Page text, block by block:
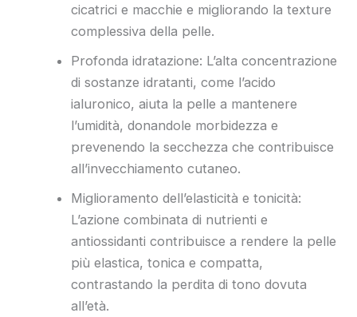
cicatrici e macchie e migliorando la texture
complessiva della pelle.
Profonda idratazione: L’alta concentrazione
di sostanze idratanti, come l’acido
ialuronico, aiuta la pelle a mantenere
l’umidità, donandole morbidezza e
prevenendo la secchezza che contribuisce
all’invecchiamento cutaneo.
Miglioramento dell’elasticità e tonicità:
L’azione combinata di nutrienti e
antiossidanti contribuisce a rendere la pelle
più elastica, tonica e compatta,
contrastando la perdita di tono dovuta
all’età.